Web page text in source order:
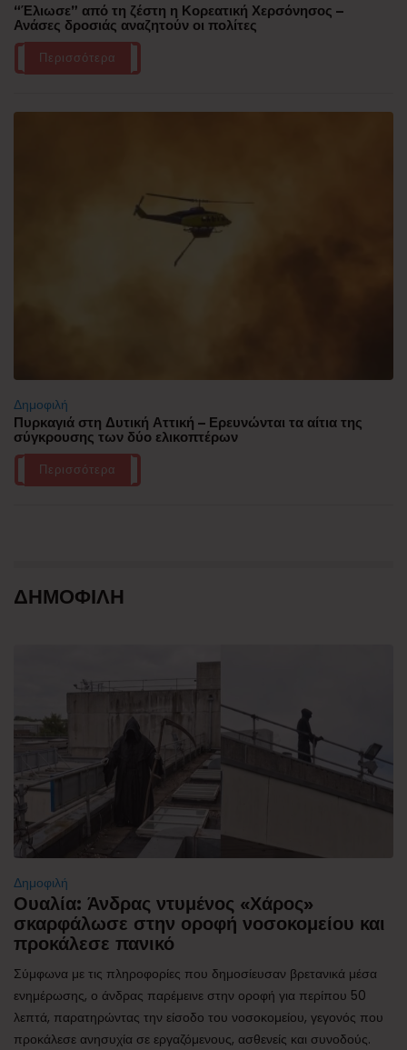
“Έλιωσε” από τη ζέστη η Κορεατική Χερσόνησος –
Ανάσες δροσιάς αναζητούν οι πολίτες
Περισσότερα
Δημοφιλή
Πυρκαγιά στη Δυτική Αττική – Ερευνώνται τα αίτια της
σύγκρουσης των δύο ελικοπτέρων
Περισσότερα
ΔΗΜΟΦΙΛΗ
Δημοφιλή
Ουαλία: Άνδρας ντυμένος «Χάρος»
σκαρφάλωσε στην οροφή νοσοκομείου και
προκάλεσε πανικό
Σύμφωνα με τις πληροφορίες που δημοσίευσαν βρετανικά μέσα
ενημέρωσης, ο άνδρας παρέμεινε στην οροφή για περίπου 50
λεπτά, παρατηρώντας την είσοδο του νοσοκομείου, γεγονός που
προκάλεσε ανησυχία σε εργαζόμενους, ασθενείς και συνοδούς.